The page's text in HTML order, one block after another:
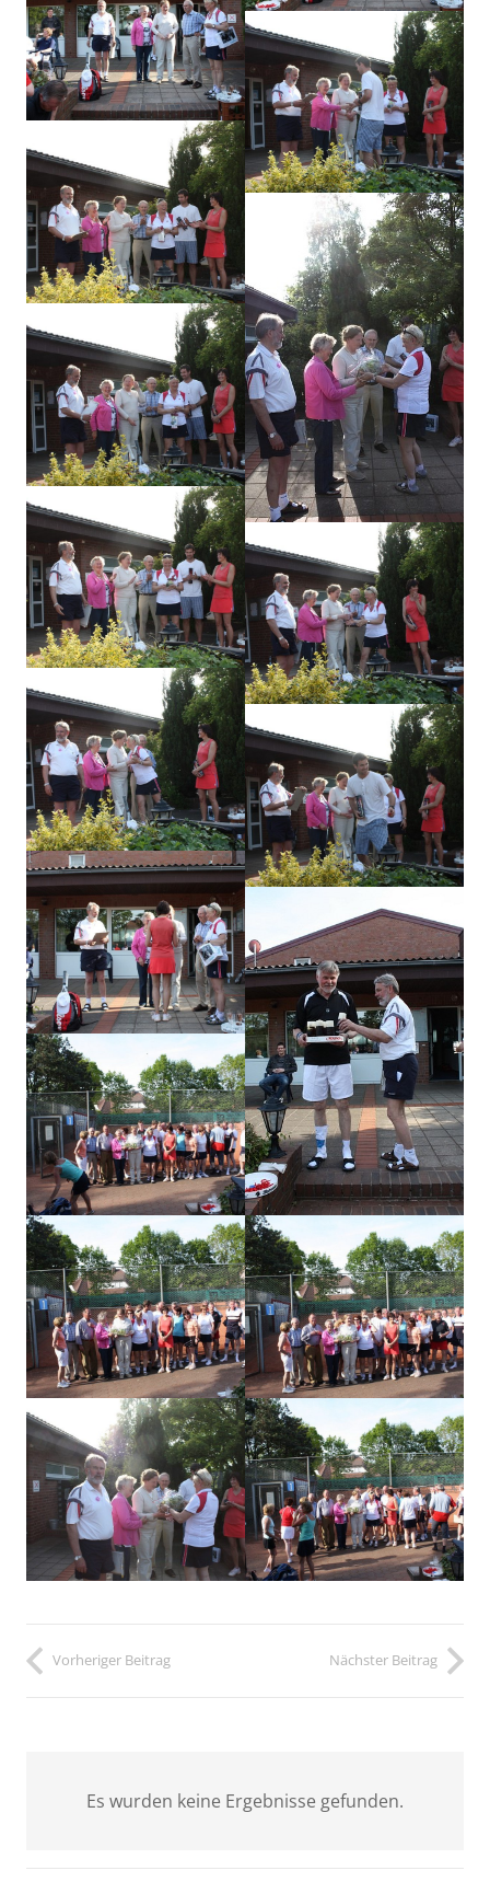
Vorheriger Beitrag Nächster Beitrag
Es wurden keine Ergebnisse gefunden.